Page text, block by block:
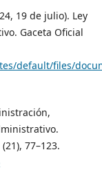
19 de julio). Ley
Gaceta Oficial
default/files/
77–123.